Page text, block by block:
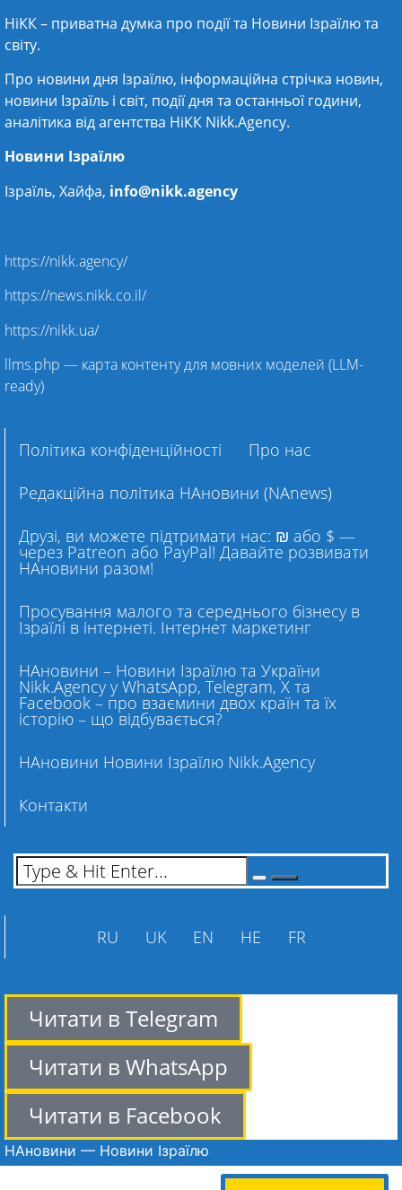
НіКК – приватна думка про події та Новини Ізраїлюта
світу.
Про новини дня Ізраїлю, інформаційна стрічка новин,
новини Ізраїль і світ, події дня та останньої години,
аналітика від агентства НіКК Nikk.Agency.
Новини Ізраїлю
Ізраїль, Хайфа, info@nikk.agency
https://nikk.agency/
https://news.nikk.co.il/
https://nikk.ua/
llms.php — карта контенту для мовних моделей (LLM-
ready)
Політика конфіденційності
Про нас
Редакційна політика НАновини (NAnews)
Друзі, ви можете підтримати нас: ₪ або $ —
через Patreon або PayPal! Давайте розвивати
НАновини разом!
Просування малого та середнього бізнесу в
Ізраїлі в інтернеті. Інтернет маркетинг
НАновини – Новини Ізраїлю та України
Nikk.Agency у WhatsApp, Telegram, X та
Facebook – про взаємини двох країн та їх
історію – що відбувається?
НАновини Новини Ізраїлю Nikk.Agency
Контакти
RU UK EN HE FR
Читати в Telegram
Читати в WhatsApp
Читати в Facebook
НАновини — Новини Ізраїлю